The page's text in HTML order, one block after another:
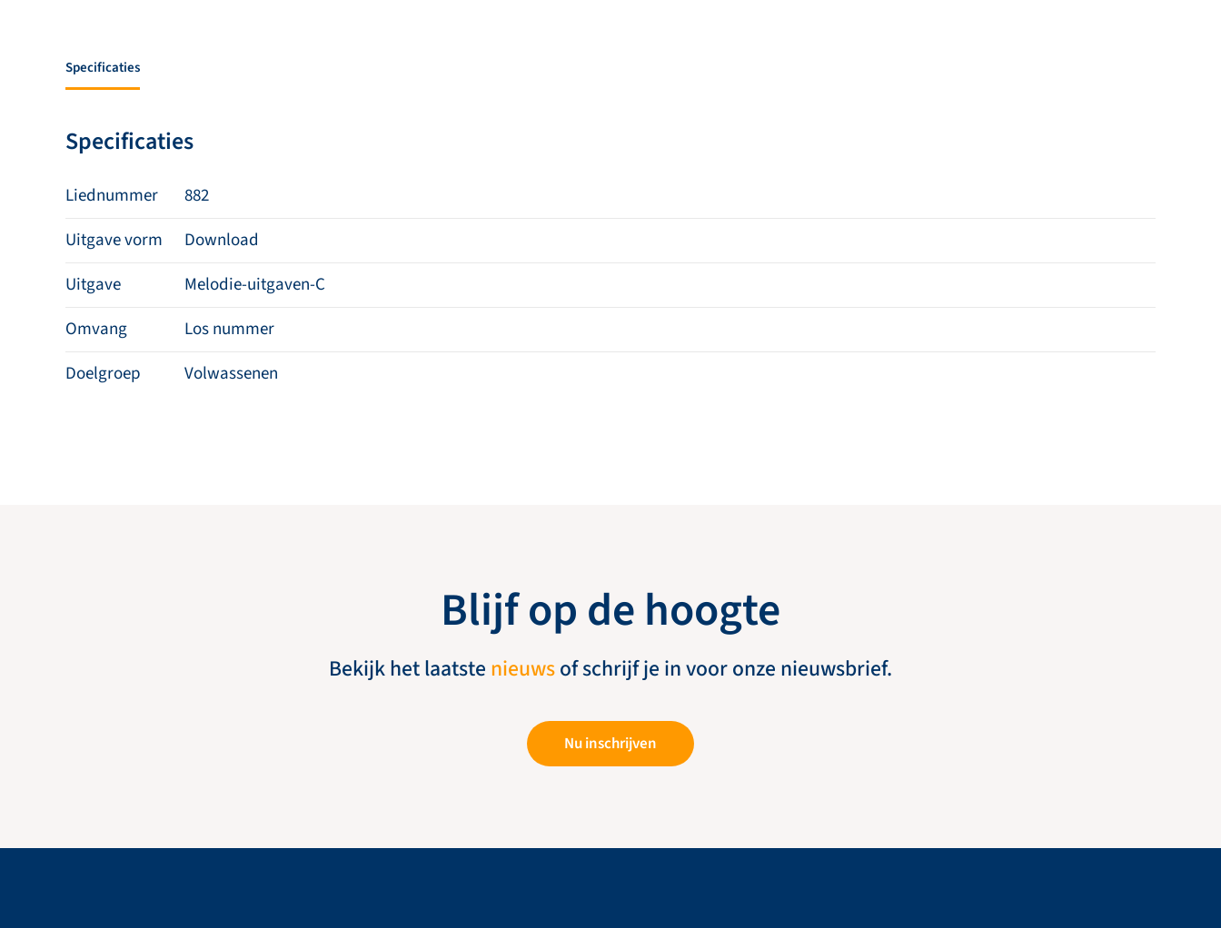
Specificaties
Specificaties
Liednummer
882
Uitgave vorm
Download
Uitgave
Melodie-uitgaven-C
Omvang
Los nummer
Doelgroep
Volwassenen
Blijf op de hoogte
Bekijk het laatste nieuwsof schrijf je in voor onze nieuwsbrief.
Nu inschrijven